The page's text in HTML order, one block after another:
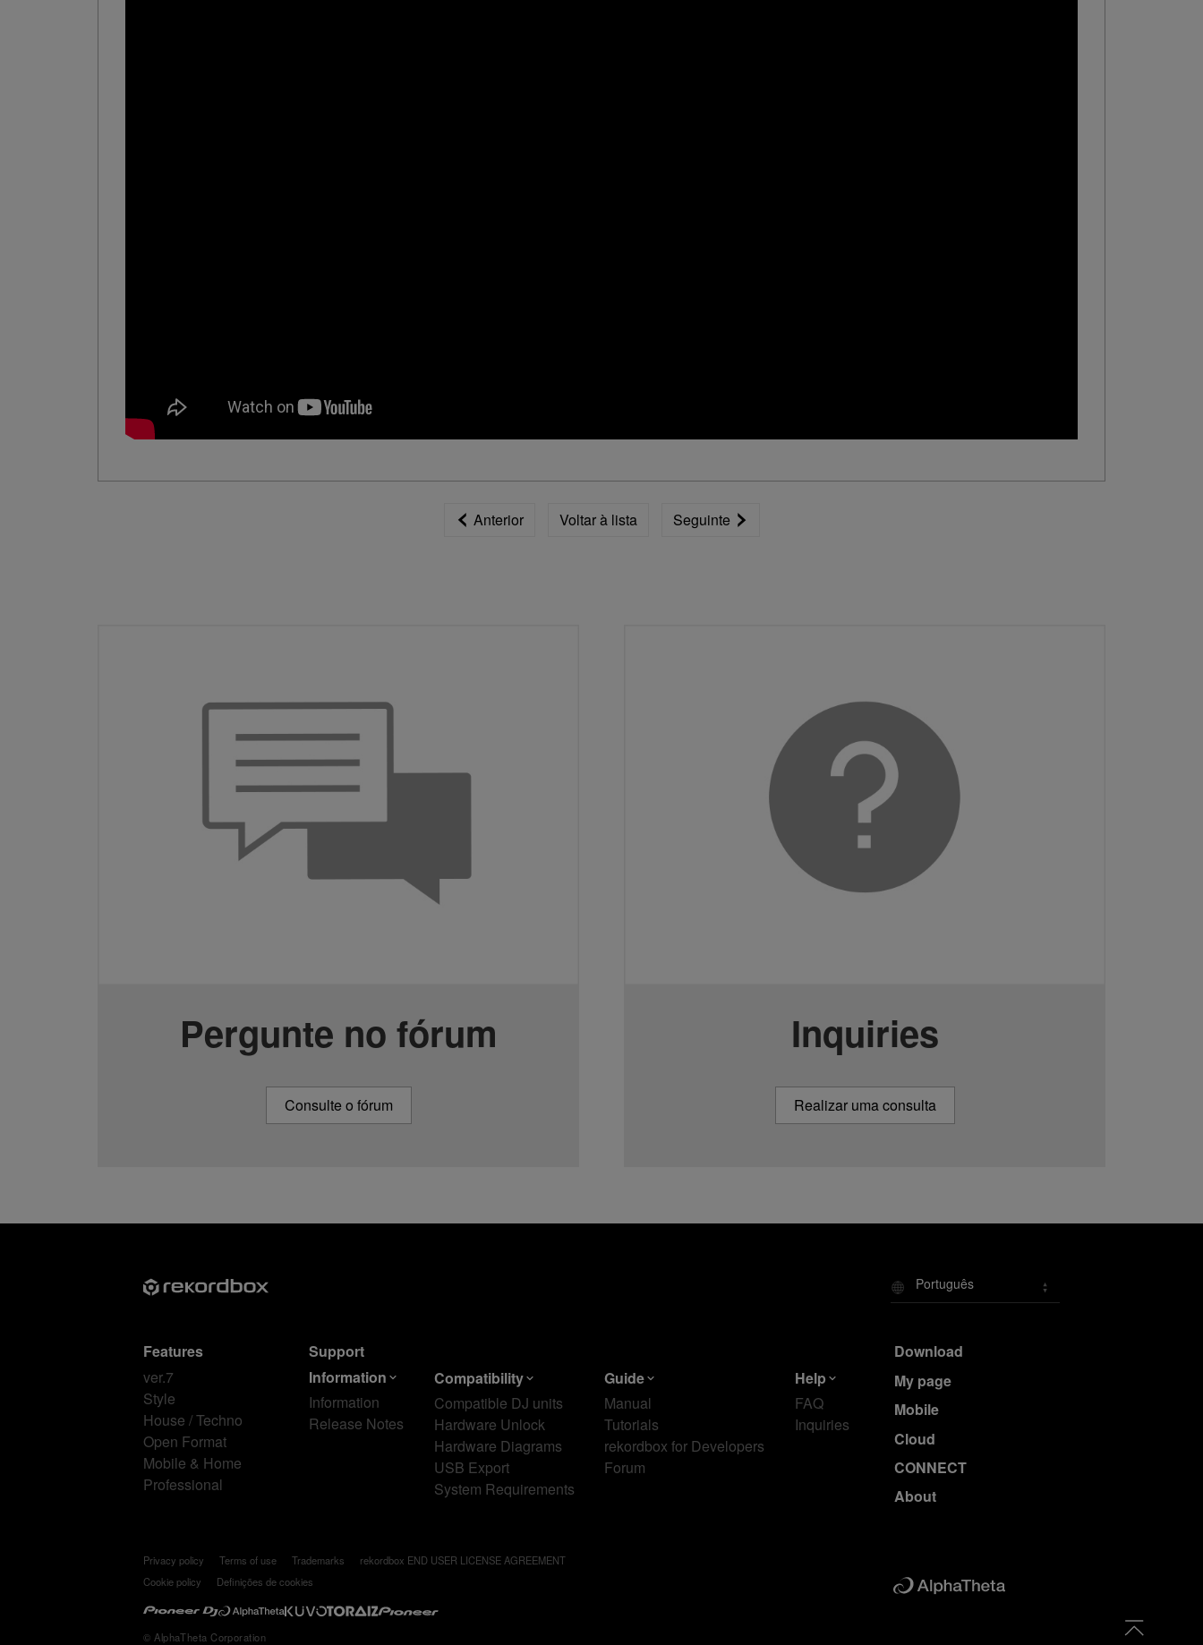
Anterior Voltar à lista Seguinte
Pergunte no fórum
Consulte o fórum
Inquiries
Realizar uma consulta
Português
Features
ver.7
Style
House / Techno
Open Format
Mobile & Home
Professional
Support
Information
Information
Release Notes
Compatibility
Compatible DJ units
Hardware Unlock
Hardware Diagrams
USB Export
System Requirements
Guide
Manual
Tutorials
rekordbox for Developers
Forum
Help
FAQ
Inquiries
Download
My page
Mobile
Cloud
CONNECT
About
Privacy policy Terms of use Trademarks
rekordbox END USER LICENSE AGREEMENT
Cookie policy
Definições de cookies
© AlphaTheta Corporation